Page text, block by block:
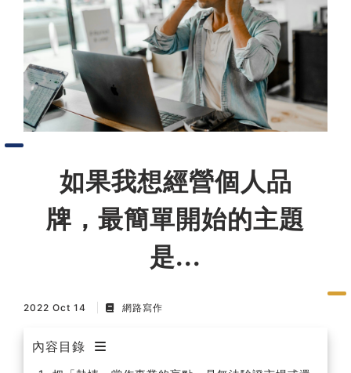
AI 職場應用｜上班族的 AI 學
習術
AI 職場應用｜NotebookLM
職場工作復盤術
職場思維與工作術｜時間管理
職場思維與工作術｜卡片盒筆
記法
分析與解決 x AI 視覺化實戰
軟體開發實務｜技術文件寫作
如果我想經營個人品
牌，最簡單開始的主題
是...
2022 Oct 14 網路寫作
內容目錄